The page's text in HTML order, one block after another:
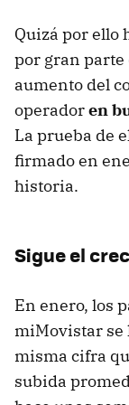
Quizá por ello
por gran parte
aumento del
operadoren
La prueba de
firmado en
historia.
Sigue el
En enero, los
miMovistar se
misma cifra
subida